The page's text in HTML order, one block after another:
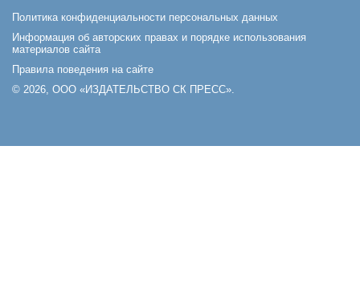
Политика конфиденциальности персональных данных
Информация об авторских правах и порядке использования
материалов сайта
Правила поведения на сайте
© 2026, ООО «ИЗДАТЕЛЬСТВО СК ПРЕСС».